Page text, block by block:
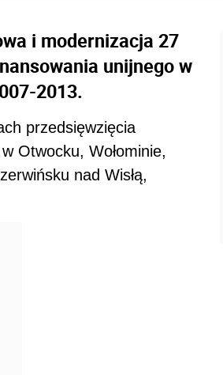
i modernizacja 27
unijnego w
2013.
przedsięwzięcia
Otwocku, Wołominie,
nad Wisłą,